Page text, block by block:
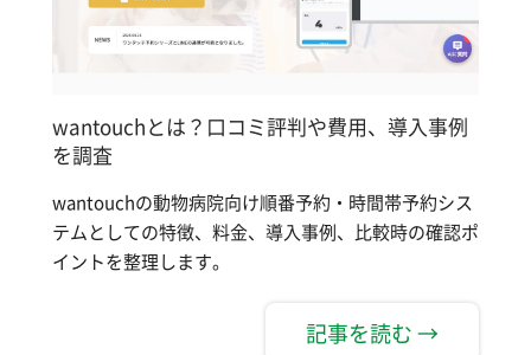
wantouchとは？口コミ評判や費用、導入事例
を調査
wantouchの動物病院向け順番予約・時間帯予約シス
テムとしての特徴、料金、導入事例、比較時の確認ポ
イントを整理します。
記事を読む →